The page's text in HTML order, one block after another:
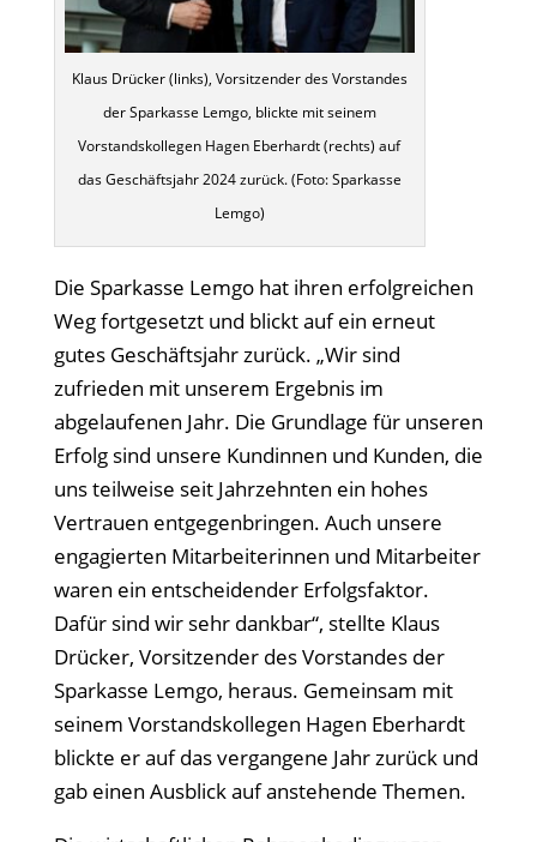
Klaus Drücker (links), Vorsitzender des Vorstandes
der Sparkasse Lemgo, blickte mit seinem
Vorstandskollegen Hagen Eberhardt (rechts) auf
das Geschäftsjahr 2024 zurück. (Foto: Sparkasse
Lemgo)
Die Sparkasse Lemgo hat ihren erfolgreichen
Weg fortgesetzt und blickt auf ein erneut
gutes Geschäftsjahr zurück. „Wir sind
zufrieden mit unserem Ergebnis im
abgelaufenen Jahr. Die Grundlage für unseren
Erfolg sind unsere Kundinnen und Kunden, die
uns teilweise seit Jahrzehnten ein hohes
Vertrauen entgegenbringen. Auch unsere
engagierten Mitarbeiterinnen und Mitarbeiter
waren ein entscheidender Erfolgsfaktor.
Dafür sind wir sehr dankbar“, stellte Klaus
Drücker, Vorsitzender des Vorstandes der
Sparkasse Lemgo, heraus. Gemeinsam mit
seinem Vorstandskollegen Hagen Eberhardt
blickte er auf das vergangene Jahr zurück und
gab einen Ausblick auf anstehende Themen.